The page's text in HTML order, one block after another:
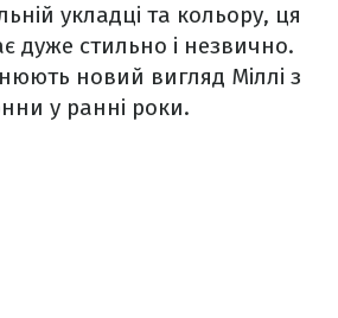
укладці та кольору, ця
дуже стильно і незвично.
новий вигляд Міллі з
у ранні роки.